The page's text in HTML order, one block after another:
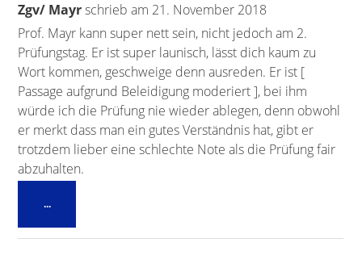
Zgv/ Mayrschrieb am 21. November 2018
Prof. Mayr kann super nett sein, nicht jedoch am 2.
Prüfungstag. Er ist super launisch, lässt dich kaum zu
Wort kommen, geschweige denn ausreden. Er ist [
Passage aufgrund Beleidigung moderiert ], bei ihm
würde ich die Prüfung nie wieder ablegen, denn obwohl
er merkt dass man ein gutes Verständnis hat, gibt er
trotzdem lieber eine schlechte Note als die Prüfung fair
abzuhalten.
...Diese
ein-/ausblenden.